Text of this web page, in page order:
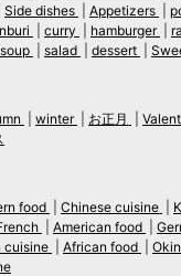
Side dishes Appetizers
curry hamburger
salad dessert
winter お正月
food Chinese cuisine
American food
cuisine African food